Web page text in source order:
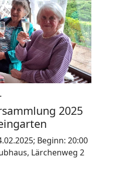
2025
Beginn: 20:00
Lärchenweg 2